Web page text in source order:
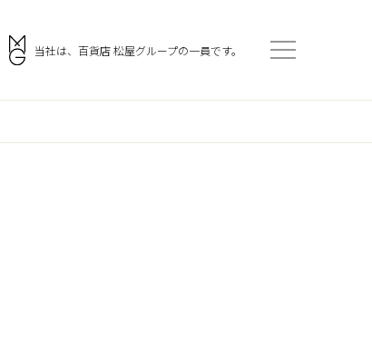
当社は、百貨店 松屋グループの一員です。